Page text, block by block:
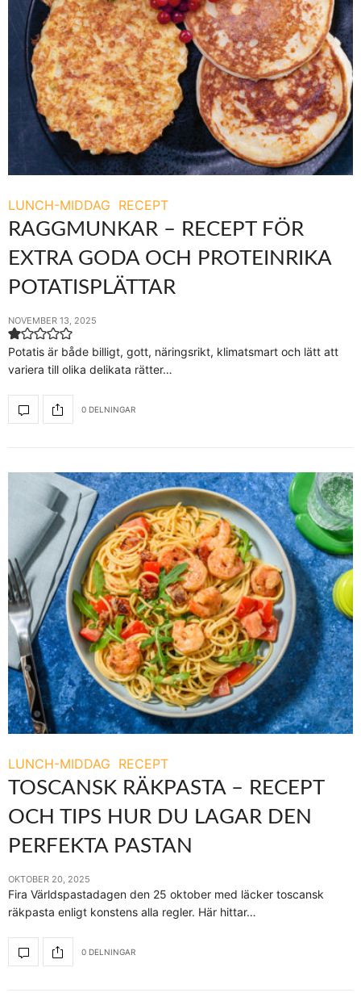
LUNCH-MIDDAG RECEPT
RAGGMUNKAR – RECEPT FÖR
EXTRA GODA OCH PROTEINRIKA
POTATISPLÄTTAR
NOVEMBER 13, 2025
Potatis är både billigt, gott, näringsrikt, klimatsmart och lätt att
variera till olika delikata rätter…
0 DELNINGAR
LUNCH-MIDDAG RECEPT
TOSCANSK RÄKPASTA – RECEPT
OCH TIPS HUR DU LAGAR DEN
PERFEKTA PASTAN
OKTOBER 20, 2025
Fira Världspastadagen den 25 oktober med läcker toscansk
räkpasta enligt konstens alla regler. Här hittar…
0 DELNINGAR